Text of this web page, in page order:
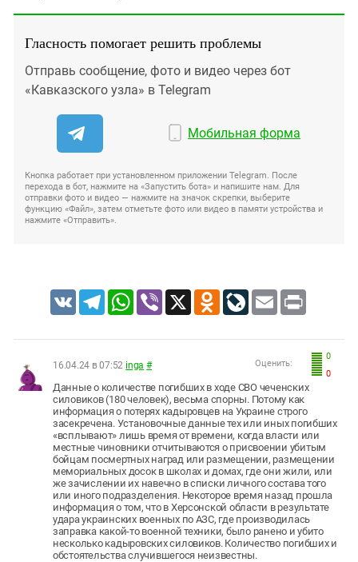
Гласность помогает решить проблемы
Отправь сообщение, фото и видео через бот
«Кавказского узла» в Telegram
Мобильная форма
Кнопка работает при установленном приложении Telegram. После
перехода в бот, нажмите на «Запустить бота» и напишите нам. Для
отправки фото и видео — нажмите на значок скрепки, выберите
функцию «Файл», затем отметьте фото или видео в памяти устройства и
нажмите «Отправить».
VK TelegramWhatsApp
Viber X Odnoklassniki
LiveJournal
Email Print
0
0
Оценить:
16.04.24 в 07:52 inga #
Данные о количестве погибших в ходе СВО чеченских
силовиков (180 человек), весьма спорны. Потому как
информация о потерях кадыровцев на Украине строго
засекречена. Установочные данные тех или иных погибших
«всплывают» лишь время от времени, когда власти или
местные чиновники отчитываются о присвоении убитым
бойцам посмертных наград или размещении, размещении
мемориальных досок в школах и домах, где они жили, или
же зачислении их навечно в списки личного состава того
или иного подразделения. Некоторое время назад прошла
информация о том, что в Херсонской области в результате
удара украинских военных по АЗС, где производилась
заправка какой-то военной техники, было ранено и убито
несколько кадыровских силовиков. Количество погибших и
обстоятельства случившегося неизвестны.